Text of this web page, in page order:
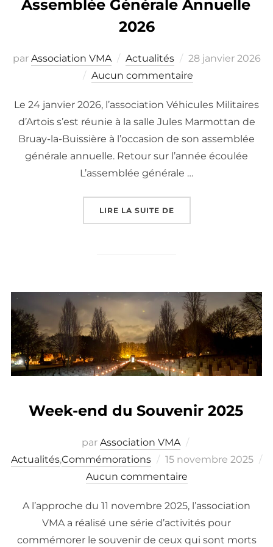
Assemblée Générale Annuelle
2026
par Association VMA Actualités
Publié
le
28 janvier 2026
Aucun commentaire
Le 24 janvier 2026, l’association Véhicules Militaires
d’Artois s’est réunie à la salle Jules Marmottan de
Bruay-la-Buissière à l’occasion de son assemblée
générale annuelle. Retour sur l’année écoulée
L’assemblée générale …
LIRE LA SUITE DE« ASSEMBLÉE
Week-end du Souvenir 2025
par Association VMA
Actualités,Commémorations
Publié
le
15 novembre 2025
Aucun commentaire
A l’approche du 11 novembre 2025, l’association
VMA a réalisé une série d’activités pour
commémorer le souvenir de ceux qui sont morts